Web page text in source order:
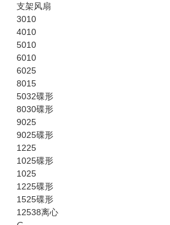
支架风扇
3010
4010
5010
6010
6025
8015
5032碟形
8030碟形
9025
9025碟形
1225
1025碟形
1025
1225碟形
1525碟形
12538离心